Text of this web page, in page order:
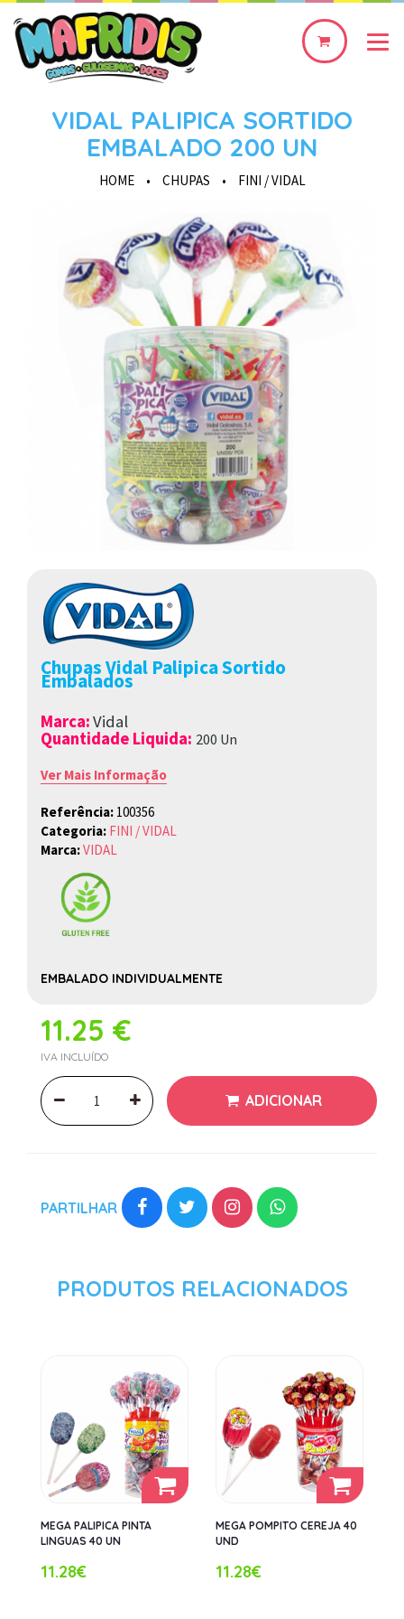
0
VIDAL PALIPICA SORTIDO
EMBALADO 200 UN
HOME • CHUPAS • FINI / VIDAL
Chupas Vidal Palipica Sortido
Embalados
Marca:Vidal
Quantidade Liquida: 200 Un
Ver Mais Informação
Referência: 100356
Categoria: FINI / VIDAL
Marca:VIDAL
EMBALADO INDIVIDUALMENTE
11.25 €
IVA INCLUÍDO
ADICIONAR
PARTILHAR
PRODUTOS RELACIONADOS
MEGA PALIPICA PINTA
LINGUAS 40 UN
11.28€
MEGA POMPITO CEREJA 40
UND
11.28€